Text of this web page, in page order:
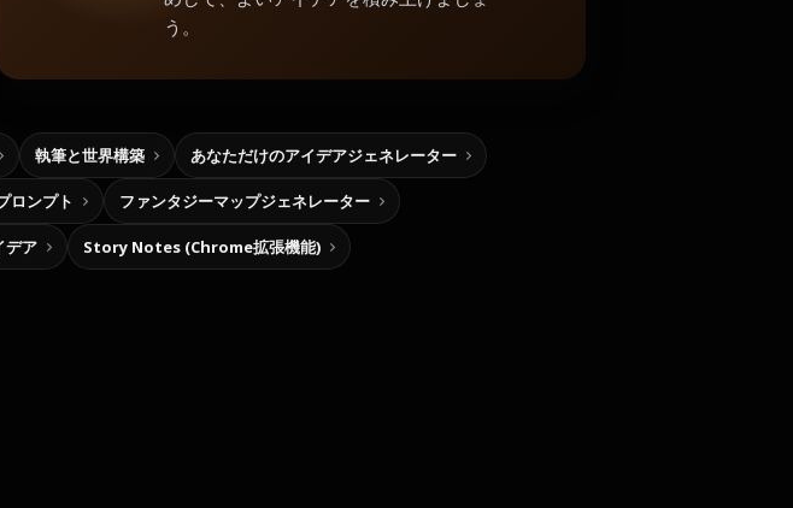
う。
執筆と世界構築 あなただけのアイデアジェネレーター
ロンプト ファンタジーマップジェネレーター
デア Story Notes (Chrome拡張機能)